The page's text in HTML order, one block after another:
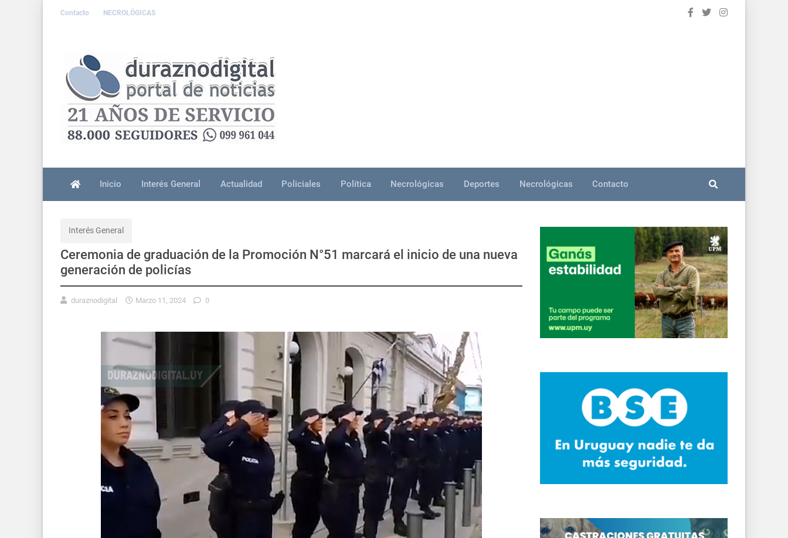
Contacto NECROLÓGICAS
Inicio Interés General Actualidad Policiales Política Necrológicas Deportes Necrológicas Contacto
Interés General
Ceremonia de graduación de la Promoción N°51 marcará el inicio de una nueva
generación de policías
duraznodigital Marzo 11, 2024 0